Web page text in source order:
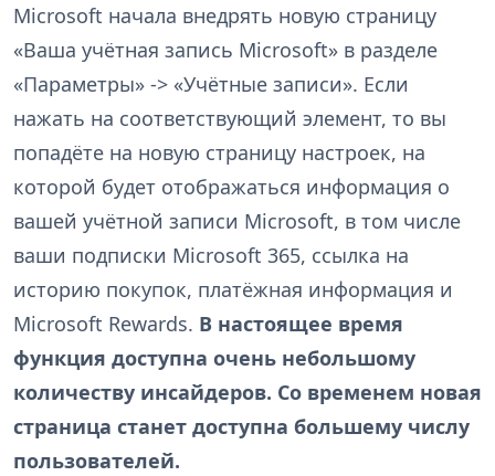
Microsoft начала внедрять новую страницу
«Ваша учётная запись Microsoft» в разделе
«Параметры» -> «Учётные записи». Если
нажать на соответствующий элемент, то вы
попадёте на новую страницу настроек, на
которой будет отображаться информация о
вашей учётной записи Microsoft, в том числе
ваши подписки Microsoft 365, ссылка на
историю покупок, платёжная информация и
Microsoft Rewards. В настоящее время
функция доступна очень небольшому
количеству инсайдеров. Со временем новая
страница станет доступна большему числу
пользователей.